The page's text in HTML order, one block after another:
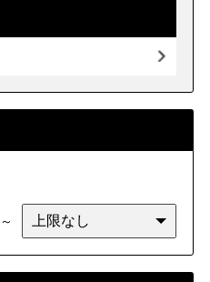
高知県
賀県 長崎県 熊本県
崎県 鹿児島県
ン
）
ちゃん鍋 中国鍋・火鍋
～